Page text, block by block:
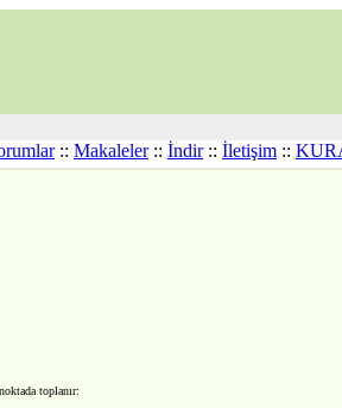
:: Makaleler:: İndir:: İletişim ::
toplanır: